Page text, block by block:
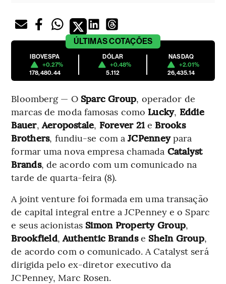
ÚLTIMASCOTAÇÕES
IBOVESPA
+0.27%
178,480.44
DÓLAR
+0.48%
5.112
NASDAQ
+2.01%
26,435.14
Bloomberg — O Sparc Group, operador de
marcas de moda famosas como Lucky, Eddie
Bauer,Aeropostale, Forever 21 e Brooks
Brothers, fundiu-se com aJCPenneypara
formar uma nova empresa chamada Catalyst
Brands, de acordo com um comunicado na
tarde de quarta-feira (8).
A joint venture foi formada em uma transação
de capital integral entre a JCPenney e o Sparc
e seus acionistas Simon Property Group,
Brookfield,Authentic Brandse SheIn Group,
de acordo com o comunicado. A Catalyst será
dirigida pelo ex-diretor executivo da
JCPenney, Marc Rosen.